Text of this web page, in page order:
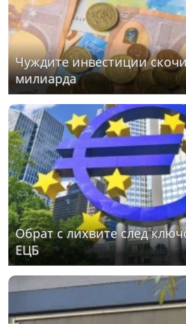
Чуждите инвестиции
милиарда
Обрат с лихвите след
ЕЦБ